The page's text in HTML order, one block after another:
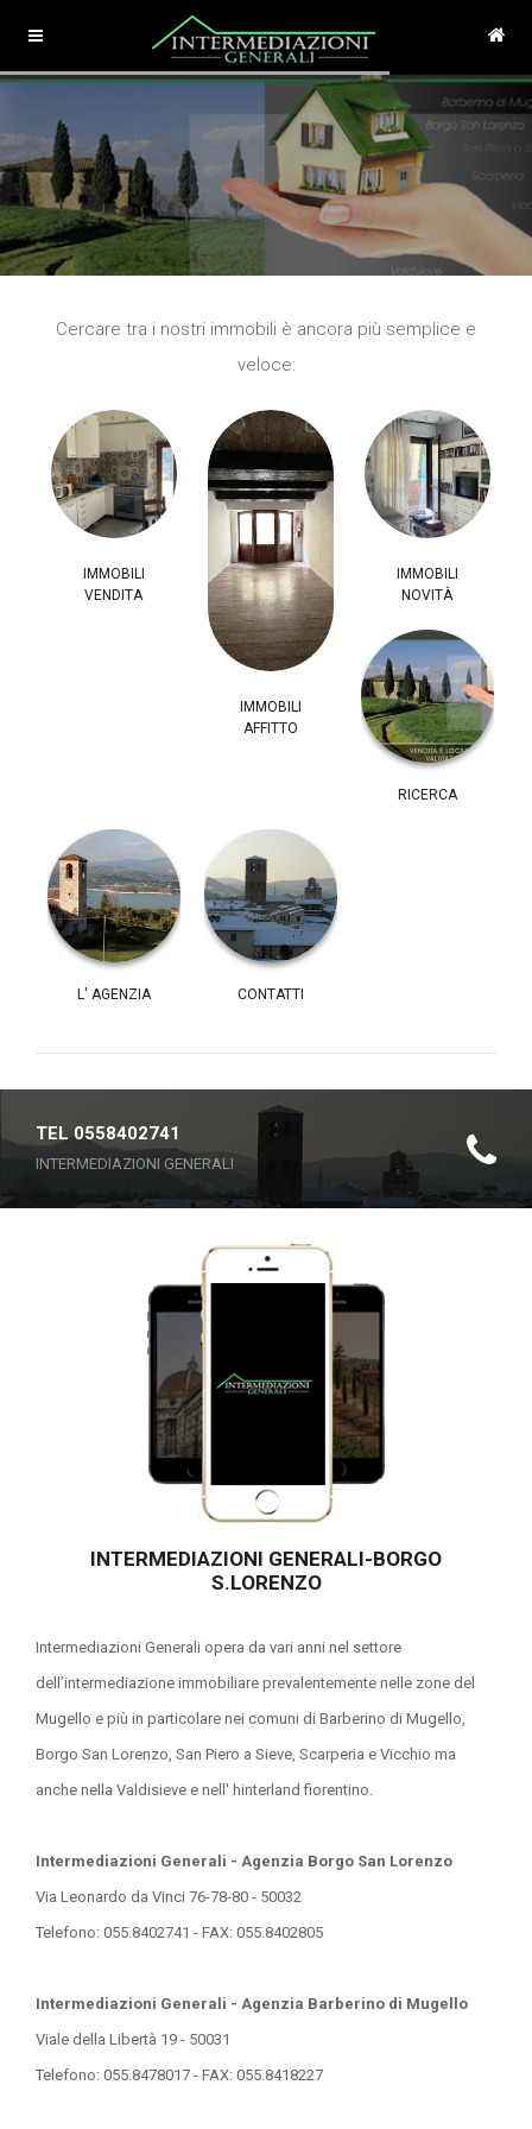
Cercare tra i nostri immobili è ancora più semplice e
veloce:
IMMOBILI
VENDITA
IMMOBILI
AFFITTO
IMMOBILI
NOVITÀ
RICERCA
L' AGENZIA CONTATTI
TEL 0558402741
INTERMEDIAZIONI GENERALI
INTERMEDIAZIONI GENERALI-BORGO
S.LORENZO
Intermediazioni Generali opera da vari anni nel settore
dell’intermediazione immobiliare prevalentemente nelle zone del
Mugello e più in particolare nei comuni di Barberino di Mugello,
Borgo San Lorenzo, San Piero a Sieve, Scarperia e Vicchio ma
anche nella Valdisieve e nell' hinterland fiorentino.
Intermediazioni Generali - Agenzia Borgo San Lorenzo
Via Leonardo da Vinci 76-78-80 - 50032
Telefono: 055.8402741 - FAX: 055.8402805
Intermediazioni Generali - Agenzia Barberino di Mugello
Viale della Libertà 19 - 50031
Telefono: 055.8478017 - FAX: 055.8418227